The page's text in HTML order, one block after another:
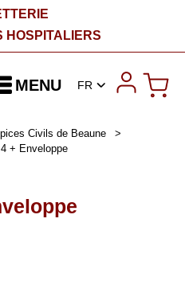
HOSPITALIERS
MENU FR
Civils de Beaune
>
+ Enveloppe